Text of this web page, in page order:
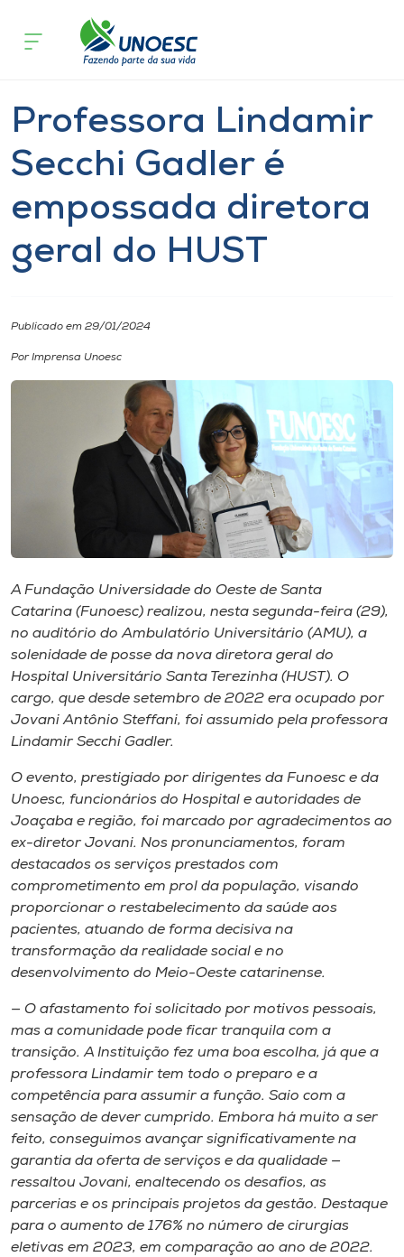
Cursos
Pesquisa
Atendimento ao Estudante
Portal de Ensino
Internacionalização
Diplomados
Cultura
CPA
Biblioteca
Editora
Museu
Unoesc
Store
Selecione
A+
A-
Professora Lindamir
Secchi Gadler é
empossada diretora
geral do HUST
Publicado em 29/01/2024
Por Imprensa Unoesc
A Fundação Universidade do Oeste de Santa
Catarina (Funoesc) realizou, nesta segunda-feira (29),
no auditório do Ambulatório Universitário (AMU), a
solenidade de posse da nova diretora geral do
Hospital Universitário Santa Terezinha (HUST). O
cargo, que desde setembro de 2022 era ocupado por
Jovani Antônio Steffani, foi assumido pela professora
Lindamir Secchi Gadler.
O evento, prestigiado por dirigentes da Funoesc e da
Unoesc, funcionários do Hospital e autoridades de
Joaçaba e região, foi marcado por agradecimentos ao
ex-diretor Jovani. Nos pronunciamentos, foram
destacados os serviços prestados com
comprometimento em prol da população, visando
proporcionar o restabelecimento da saúde aos
pacientes, atuando de forma decisiva na
transformação da realidade social e no
desenvolvimento do Meio-Oeste catarinense.
— O afastamento foi solicitado por motivos pessoais,
mas a comunidade pode ficar tranquila com a
transição. A Instituição fez uma boa escolha, já que a
professora Lindamir tem todo o preparo e a
competência para assumir a função. Saio com a
sensação de dever cumprido. Embora há muito a ser
feito, conseguimos avançar significativamente na
garantia da oferta de serviços e da qualidade —
ressaltou Jovani, enaltecendo os desafios, as
parcerias e os principais projetos da gestão. Destaque
para o aumento de 176% no número de cirurgias
eletivas em 2023, em comparação ao ano de 2022.